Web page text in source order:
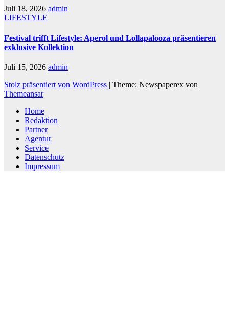
Juli 18, 2026 admin
LIFESTYLE
Festival trifft Lifestyle: Aperol und Lollapalooza präsentieren
exklusive Kollektion
Juli 15, 2026 admin
Stolz präsentiert von WordPress | Theme: Newspaperex von
Themeansar
Home
Redaktion
Partner
Agentur
Service
Datenschutz
Impressum